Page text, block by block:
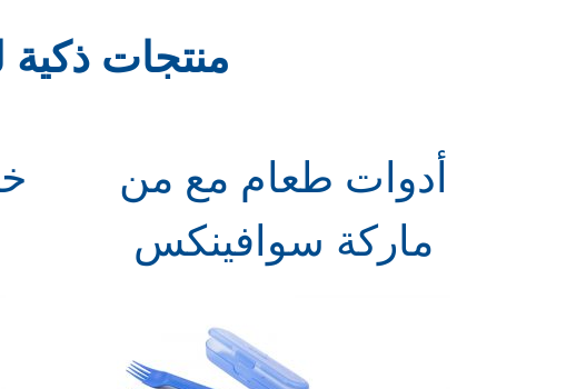
منتجات
أدوات طعام مع من
ماركة سوافينكس